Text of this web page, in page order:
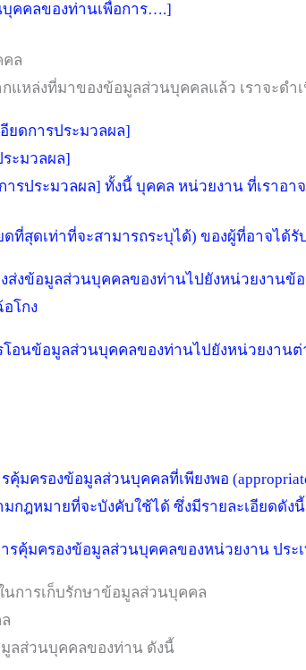
บุคคลของท่านเพื่อการ….]
คล
แหล่งที่มาของข้อมูลส่วนบุคคลแล้ว เราจะด
ยดการประมวลผล]
ระมวลผล]
การประมวลผล] ทั้งนี้ บุคคล หน่วยงาน ที่เราอ
ดที่สุดเท่าที่จะสามารถระบุได้) ของผู้ที่อาจไ
ส่งข้อมูลส่วนบุคคลของท่านไปยังหน่วยงานข้
โกง
โอนข้อมูลส่วนบุคคลของท่านไปยังหน่วยงานต่
มครองข้อมูลส่วนบุคคลที่เพียงพอ
กฎหมายที่จะบังคับใช้ได้ ซึ่งมีรายละเอียดดังนี้
รคุ้มครองข้อมูลส่วนบุคคลของหน่วยงาน ปร
นการเก็บรักษาข้อมูลส่วนบุคคล
ลส่วนบุคคลของท่าน ดังนี้